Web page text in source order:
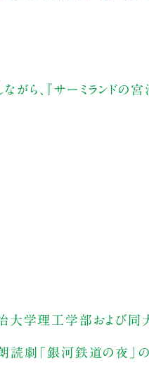
がら、『サーミランド
大学理工学部および同
朗読劇「銀河鉄道の夜